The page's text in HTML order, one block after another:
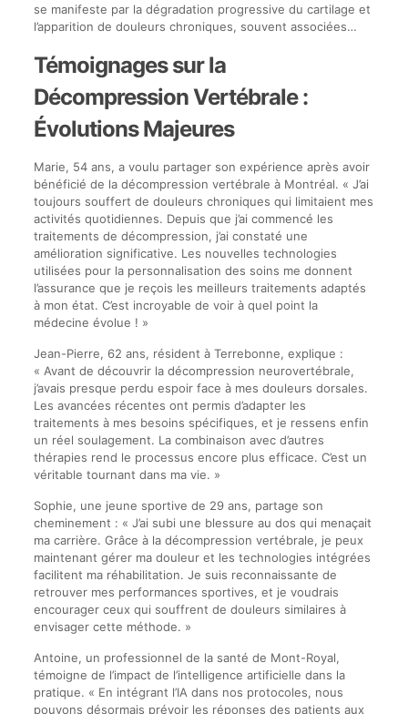
se manifeste par la dégradation progressive du cartilage et
l’apparition de douleurs chroniques, souvent associées…
Témoignages sur la
Décompression Vertébrale :
Évolutions Majeures
Marie, 54 ans, a voulu partager son expérience après avoir
bénéficié de la décompression vertébrale à Montréal. « J’ai
toujours souffert de douleurs chroniques qui limitaient mes
activités quotidiennes. Depuis que j’ai commencé les
traitements de décompression, j’ai constaté une
amélioration significative. Les nouvelles technologies
utilisées pour la personnalisation des soins me donnent
l’assurance que je reçois les meilleurs traitements adaptés
à mon état. C’est incroyable de voir à quel point la
médecine évolue ! »
Jean-Pierre, 62 ans, résident à Terrebonne, explique :
« Avant de découvrir la décompression neurovertébrale,
j’avais presque perdu espoir face à mes douleurs dorsales.
Les avancées récentes ont permis d’adapter les
traitements à mes besoins spécifiques, et je ressens enfin
un réel soulagement. La combinaison avec d’autres
thérapies rend le processus encore plus efficace. C’est un
véritable tournant dans ma vie. »
Sophie, une jeune sportive de 29 ans, partage son
cheminement : « J’ai subi une blessure au dos qui menaçait
ma carrière. Grâce à la décompression vertébrale, je peux
maintenant gérer ma douleur et les technologies intégrées
facilitent ma réhabilitation. Je suis reconnaissante de
retrouver mes performances sportives, et je voudrais
encourager ceux qui souffrent de douleurs similaires à
envisager cette méthode. »
Antoine, un professionnel de la santé de Mont-Royal,
témoigne de l’impact de l’intelligence artificielle dans la
pratique. « En intégrant l’IA dans nos protocoles, nous
pouvons désormais prévoir les réponses des patients aux